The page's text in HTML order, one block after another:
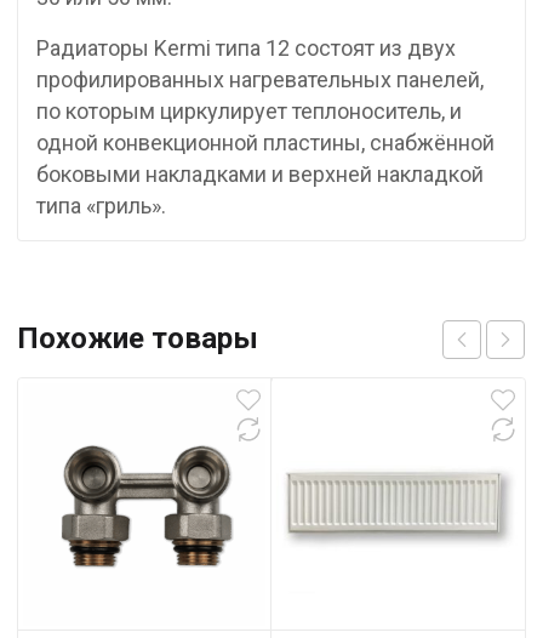
Радиаторы Kermi типа 12 состоят из двух
профилированных нагревательных панелей,
по которым циркулирует теплоноситель, и
одной конвекционной пластины, снабжённой
боковыми накладками и верхней накладкой
типа «гриль».
Похожие товары